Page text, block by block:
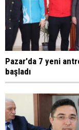
Pazar'da 7 yeni
başladı